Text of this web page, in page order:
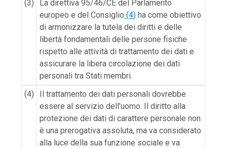
(3)
La direttiva 95/46/CE del Parlamento
europeo e del Consiglio (4) ha come obiettivo
di armonizzare la tutela dei diritti e delle
libertà fondamentali delle persone fisiche
rispetto alle attività di trattamento dei dati e
assicurare la libera circolazione dei dati
personali tra Stati membri.
(4)
Il trattamento dei dati personali dovrebbe
essere al servizio dell’uomo. Il diritto alla
protezione dei dati di carattere personale non
è una prerogativa assoluta, ma va considerato
alla luce della sua funzione sociale e va